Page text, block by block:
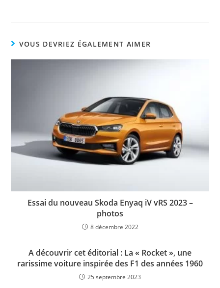
VOUS DEVRIEZ ÉGALEMENT AIMER
Essai du nouveau Skoda Enyaq iV vRS 2023 –
photos
8 décembre 2022
A découvrir cet éditorial : La « Rocket », une
rarissime voiture inspirée des F1 des années 1960
25 septembre 2023